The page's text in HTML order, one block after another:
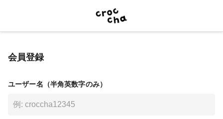
会員登録
ユーザー名（半角英数字のみ）